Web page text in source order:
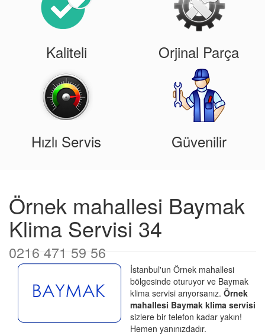
Kaliteli Orjinal Parça
Hızlı Servis Güvenilir
Örnek mahallesi Baymak
Klima Servisi 34
0216 471 59 56
İstanbul'un Örnek mahallesi
bölgesinde oturuyor ve Baymak
klima servisi arıyorsanız. Örnek
mahallesi Baymak klima servisi
sizlere bir telefon kadar yakın!
Hemen yanınızdadır.